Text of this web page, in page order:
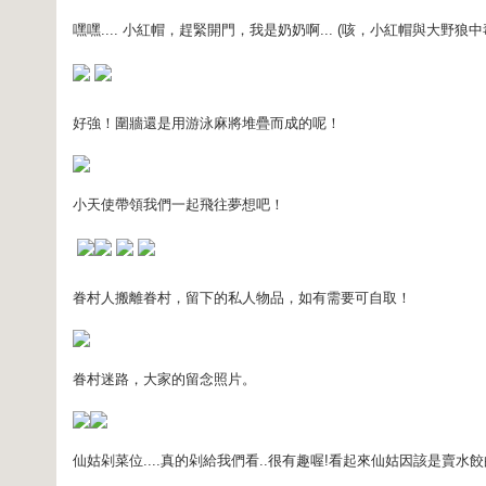
嘿嘿.... 小紅帽，趕緊開門，我是奶奶啊... (咳，小紅帽與大野狼中
好強！圍牆還是用游泳麻將堆疊而成的呢！
小天使帶領我們一起飛往夢想吧！
眷村人搬離眷村，留下的私人物品，如有需要可自取！
眷村迷路，大家的留念照片。
仙姑剁菜位....真的剁給我們看..很有趣喔!看起來仙姑因該是賣水